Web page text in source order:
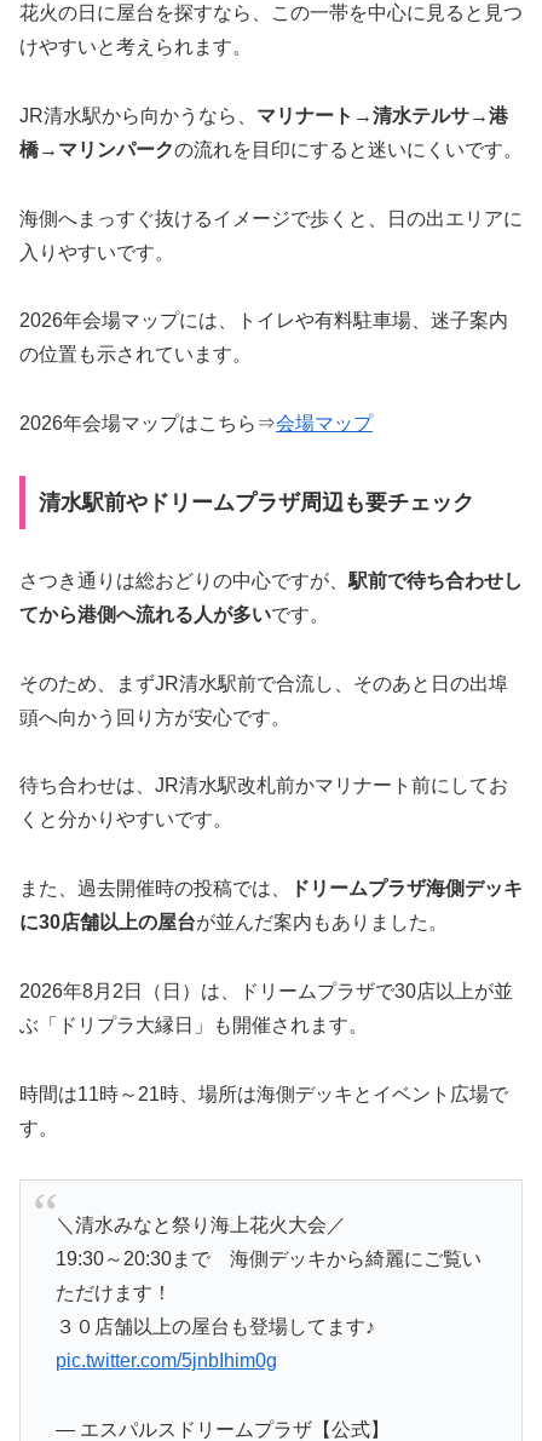
花火の日に屋台を探すなら、この一帯を中心に見ると見つ
けやすいと考えられます。
JR清水駅から向かうなら、 マリナート→清水テルサ→港
橋→マリンパークの流れを目印にすると迷いにくいです。
海側へまっすぐ抜けるイメージで歩くと、日の出エリアに
入りやすいです。
2026年会場マップには、トイレや有料駐車場、迷子案内
の位置も示されています。
2026年会場マップはこちら⇒会場マップ
清水駅前やドリームプラザ周辺も要チェック
さつき通りは総おどりの中心ですが、 駅前で待ち合わせし
てから港側へ流れる人が多いです。
そのため、まずJR清水駅前で合流し、そのあと日の出埠
頭へ向かう回り方が安心です。
待ち合わせは、JR清水駅改札前かマリナート前にしてお
くと分かりやすいです。
また、過去開催時の投稿では、
ドリームプラザ海側デッキ
に30店舗以上の屋台が並んだ案内もありました。
2026年8月2日（日）は、ドリームプラザで30店以上が並
ぶ「ドリプラ大縁日」も開催されます。
時間は11時～21時、場所は海側デッキとイベント広場で
す。
＼清水みなと祭り海上花火大会／
19:30～20:30まで 海側デッキから綺麗にご覧い
ただけます！
３０店舗以上の屋台も登場してます♪
pic.twitter.com/5jnbIhim0g
— エスパルスドリームプラザ【公式】